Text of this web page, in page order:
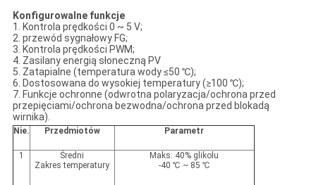
Konfigurowalne funkcje
1. Kontrola prędkości 0 ~ 5 V;
2. przewód sygnałowy FG;
3. Kontrola prędkości PWM;
4. Zasilany energią słoneczną PV
5. Zatapialne (temperatura wody ≤50 ℃);
6. Dostosowana do wysokiej temperatury (≥100 ℃);
7. Funkcje ochronne (odwrotna polaryzacja/ochrona przed
przepięciami/ochrona bezwodna/ochrona przed blokadą
wirnika).
Nie. Przedmiotów Parametr
1
Średni
Zakres temperatury
Maks. 40% glikolu
-40 ℃ ~ 85 ℃